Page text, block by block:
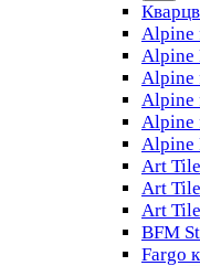
Alpine
Alpine
Alpine
Alpine
Alpine
Alpine
Art
Art
Art
BFM
Fargo